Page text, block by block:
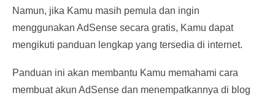
Namun, jika Kamu masih pemula dan ingin
menggunakan AdSense secara gratis, Kamu dapat
mengikuti panduan lengkap yang tersedia di internet.
Panduan ini akan membantu Kamu memahami cara
membuat akun AdSense dan menempatkannya di blog